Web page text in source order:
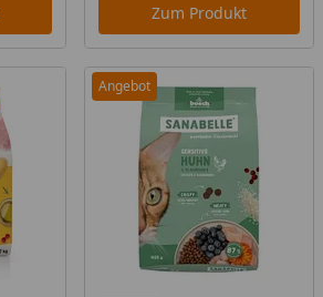
Zum Produkt
Angebot